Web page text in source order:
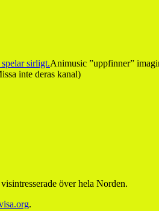
Animusic ”uppfinner”
inte deras kanal)
över hela Norden.
.